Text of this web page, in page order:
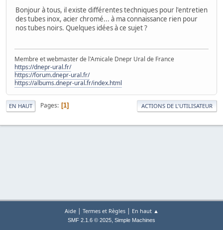
Bonjour à tous, il existe différentes techniques pour l'entretien
des tubes inox, acier chromé... à ma connaissance rien pour
nos tubes noirs. Quelques idées à ce sujet ?
Membre et webmaster de l'Amicale Dnepr Ural de France
https://dnepr-ural.fr/
https://forum.dnepr-ural.fr/
https://albums.dnepr-ural.fr/index.html
EN HAUT Pages 1 ACTIONS DE L'UTILISATEUR
Aide| Termes et Règles| En haut ▲
SMF 2.1.6 © 2025, Simple Machines